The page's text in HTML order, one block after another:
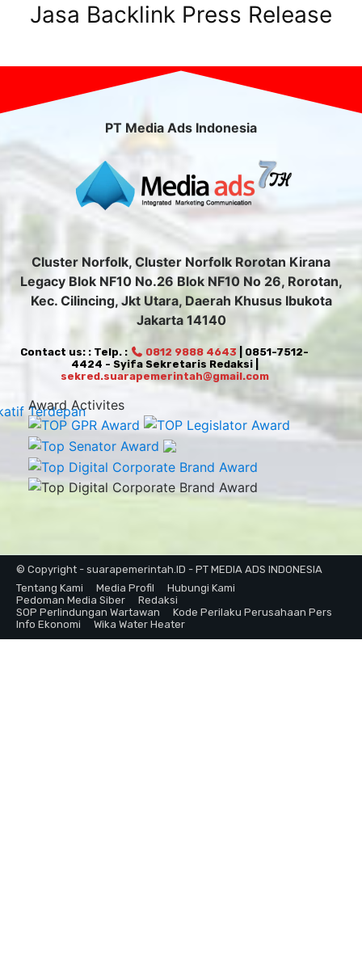
Jasa Backlink Press Release
PT Media Ads Indonesia
Cluster Norfolk, Cluster Norfolk Rorotan Kirana
Legacy Blok NF10 No.26 Blok NF10 No 26, Rorotan,
Kec. Cilincing, Jkt Utara, Daerah Khusus Ibukota
Jakarta 14140
Contact us: : Telp. : 0812 9888 4643 | 0851-7512-
4424 - Syifa Sekretaris Redaksi |
sekred.suarapemerintah@gmail.com
Award Activites
© Copyright - suarapemerintah.ID - PT MEDIA ADS INDONESIA
Tentang Kami
Media Profil
Hubungi Kami
Pedoman Media Siber
Redaksi
SOP Perlindungan Wartawan
Kode Perilaku Perusahaan Pers
Info Ekonomi
Wika Water Heater